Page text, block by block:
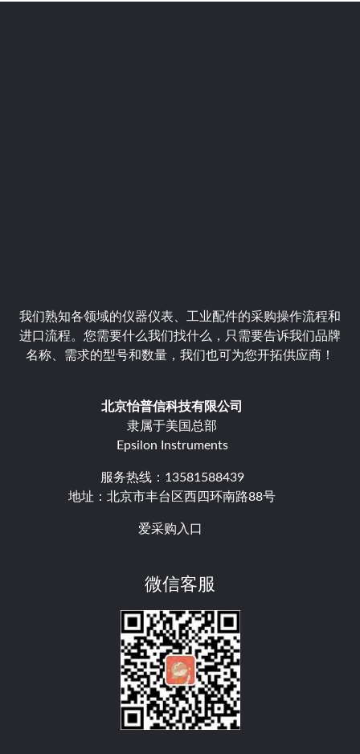
我们熟知各领域的仪器仪表、工业配件的采购操作流程和
进口流程。您需要什么我们找什么，只需要告诉我们品牌
名称、需求的型号和数量，我们也可为您开拓供应商！
北京怡普信科技有限公司
隶属于美国总部
Epsilon Instruments
服务热线：13581588439
地址：北京市丰台区西四环南路88号
爱采购入口
微信客服